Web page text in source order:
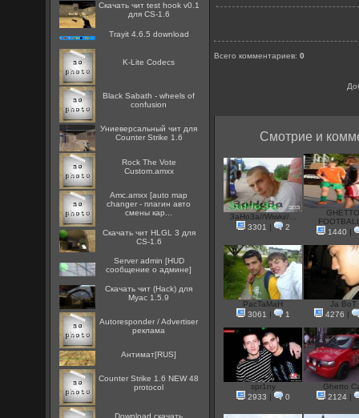
Скачать чит test hook v0.1
для CS-1.6
Trayit 4.6.5 download
K-Lite Codecs
Black Sabath - wheels of
confusion
Униеверсальный чит для
Counter Strike 1.6
Rock The Vote
Custom.amxx
Amc.amxx [auto map
changer - плагин авто
смены кар...
Скачать чит HLGL 3 для
CS-1.6
Server admin [HUD
сообщение о админе]
Скачать чит (Hack) для
Myac 1.5.9
Autoresponder / Advertiser
реклама
Антимат[RUS]
Counter Strike 1.6 NEW 48
protocol
Download скачать
Всего комментариев:0
Смотрие и
3aHo3a//Wiwki//...
3301
2
1440
PacTaMaH
3061
1
Ja BoT
4276
spr1ny
2933
0
Ghetto
2124|